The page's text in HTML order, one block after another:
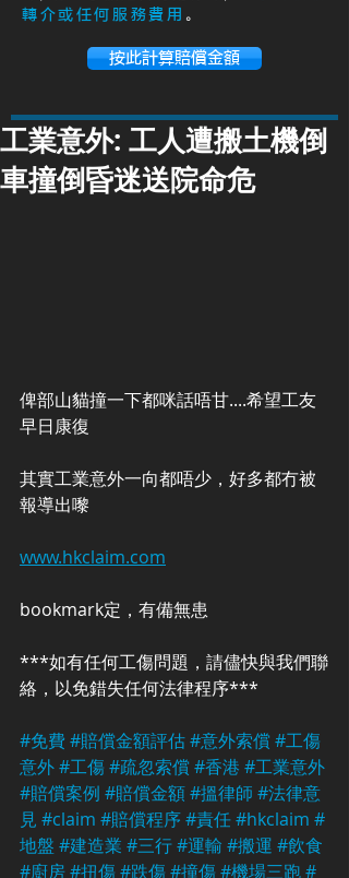
轉介或任何服務費用 。
按此計算賠償金額
工業意外: 工人遭搬土機倒
車撞倒昏迷送院命危
俾部山貓撞一下都咪話唔甘....希望工友
早日康復
其實工業意外一向都唔少，好多都冇被
報導出嚟
www.hkclaim.com
bookmark定，有備無患
***如有任何工傷問題，請儘快與我們聯
絡，以免錯失任何法律程序***
#免費#賠償金額評估#意外索償#工傷
意外#工傷#疏忽索償#香港 #工業意外
#賠償案例 #賠償金額#搵律師 #法律意
見 #claim #賠償程序#責任#hkclaim #
地盤 #建造業 #三行#運輸 #搬運 #飲食
#廚房#扭傷#跌傷#撞傷#機場三跑#